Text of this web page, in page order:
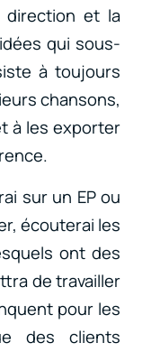
direction et la
qui sous-
à toujours
chansons,
à les exporter
sur un EP ou
écouterai les
ont des
de travailler
pour les
des clients